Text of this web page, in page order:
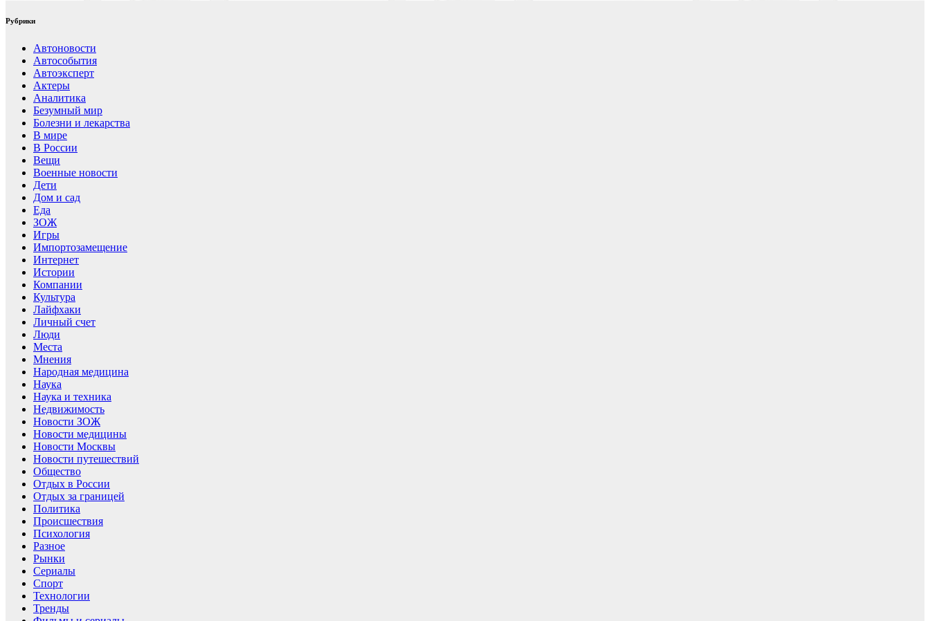
Рубрики
Автоновости
Автособытия
Автоэксперт
Актеры
Аналитика
Безумный мир
Болезни и лекарства
В мире
В России
Вещи
Военные новости
Дети
Дом и сад
Еда
ЗОЖ
Игры
Импортозамещение
Интернет
Истории
Компании
Культура
Лайфхаки
Личный счет
Люди
Места
Мнения
Народная медицина
Наука
Наука и техника
Недвижимость
Новости ЗОЖ
Новости медицины
Новости Москвы
Новости путешествий
Общество
Отдых в России
Отдых за границей
Политика
Происшествия
Психология
Разное
Рынки
Сериалы
Спорт
Технологии
Тренды